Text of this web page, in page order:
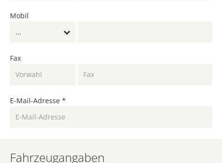
Mobil
...
Fax
E-Mail-Adresse *
Fahrzeugangaben